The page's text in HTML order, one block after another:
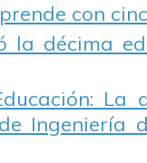
con
la décima
La
Ingeniería